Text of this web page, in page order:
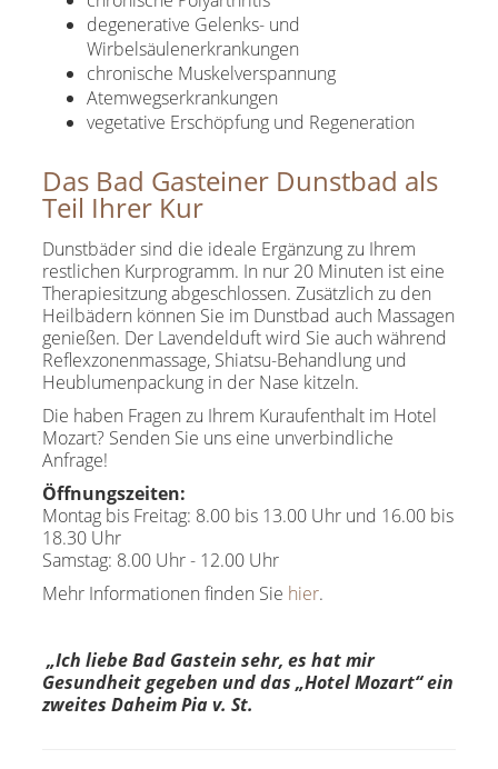
degenerative Gelenks- und
Wirbelsäulenerkrankungen
chronische Muskelverspannung
Atemwegserkrankungen
vegetative Erschöpfung und Regeneration
Das Bad Gasteiner Dunstbad als
Teil Ihrer Kur
Dunstbäder sind die ideale Ergänzung zu Ihrem
restlichen Kurprogramm. In nur 20 Minuten ist eine
Therapiesitzung abgeschlossen. Zusätzlich zu den
Heilbädern können Sie im Dunstbad auch Massagen
genießen. Der Lavendelduft wird Sie auch während
Reflexzonenmassage, Shiatsu-Behandlung und
Heublumenpackung in der Nase kitzeln.
Die haben Fragen zu Ihrem Kuraufenthalt im Hotel
Mozart? Senden Sie uns eine unverbindliche
Anfrage!
Öffnungszeiten:
Montag bis Freitag: 8.00 bis 13.00 Uhr und 16.00 bis
18.30 Uhr
Samstag: 8.00 Uhr - 12.00 Uhr
Mehr Informationen finden Sie hier.
„Ich liebe Bad Gastein sehr, es hat mir
Gesundheit gegeben und das „Hotel Mozart“ ein
zweites Daheim Pia v. St.